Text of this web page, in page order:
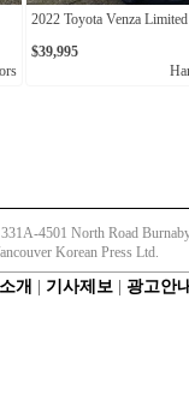
2022 Toyota Venza Limited
$39,995
4501 North Road
Korean Press Ltd.
개 기사제보 광고안